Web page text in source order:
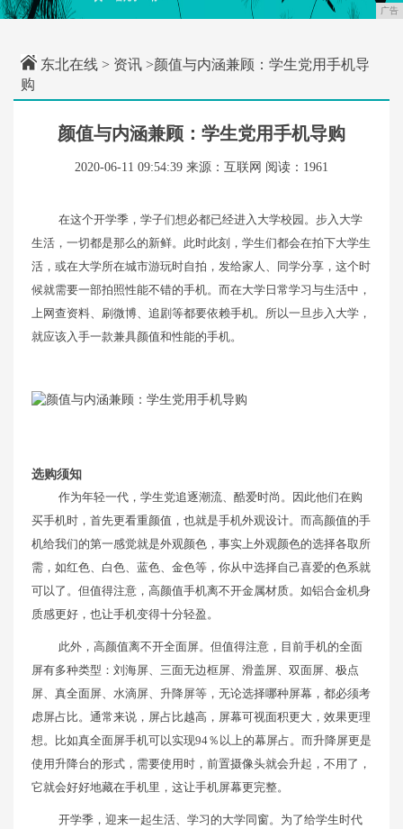
广告
东北在线 > 资讯 >颜值与内涵兼顾：学生党用手机导
购
颜值与内涵兼顾：学生党用手机导购
2020-06-11 09:54:39 来源：互联网 阅读：1961
在这个开学季，学子们想必都已经进入大学校园。步入大学
生活，一切都是那么的新鲜。此时此刻，学生们都会在拍下大学生
活，或在大学所在城市游玩时自拍，发给家人、同学分享，这个时
候就需要一部拍照性能不错的手机。而在大学日常学习与生活中，
上网查资料、刷微博、追剧等都要依赖手机。所以一旦步入大学，
就应该入手一款兼具颜值和性能的手机。
选购须知
作为年轻一代，学生党追逐潮流、酷爱时尚。因此他们在购
买手机时，首先更看重颜值，也就是手机外观设计。而高颜值的手
机给我们的第一感觉就是外观颜色，事实上外观颜色的选择各取所
需，如红色、白色、蓝色、金色等，你从中选择自己喜爱的色系就
可以了。但值得注意，高颜值手机离不开金属材质。如铝合金机身
质感更好，也让手机变得十分轻盈。
此外，高颜值离不开全面屏。但值得注意，目前手机的全面
屏有多种类型：刘海屏、三面无边框屏、滑盖屏、双面屏、极点
屏、真全面屏、水滴屏、升降屏等，无论选择哪种屏幕，都必须考
虑屏占比。通常来说，屏占比越高，屏幕可视面积更大，效果更理
想。比如真全面屏手机可以实现94％以上的幕屏占。而升降屏更是
使用升降台的形式，需要使用时，前置摄像头就会升起，不用了，
它就会好好地藏在手机里，这让手机屏幕更完整。
开学季，迎来一起生活、学习的大学同窗。为了给学生时代